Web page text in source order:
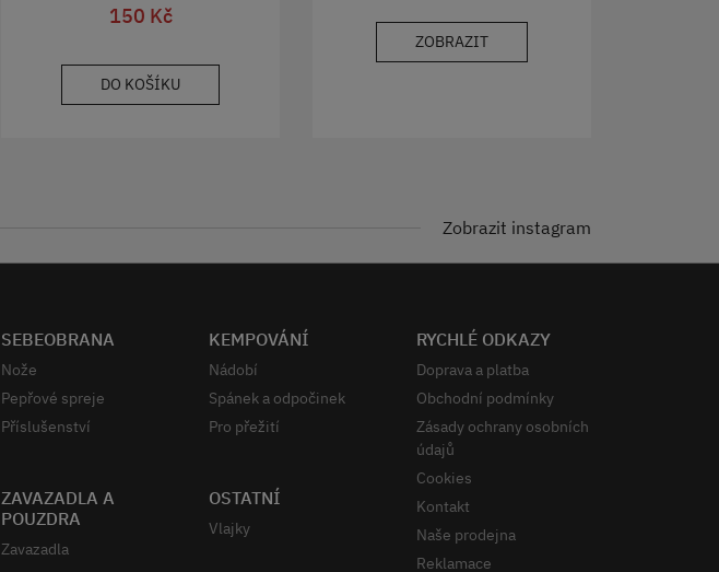
150 Kč
DO KOŠÍKU
ZOBRAZIT
Zobrazit instagram
SEBEOBRANA
Nože
Pepřové spreje
Příslušenství
ZAVAZADLA A
POUZDRA
Zavazadla
KEMPOVÁNÍ
Nádobí
Spánek a odpočinek
Pro přežití
OSTATNÍ
Vlajky
RYCHLÉ ODKAZY
Doprava a platba
Obchodní podmínky
Zásady ochrany osobních
údajů
Cookies
Kontakt
Naše prodejna
Reklamace